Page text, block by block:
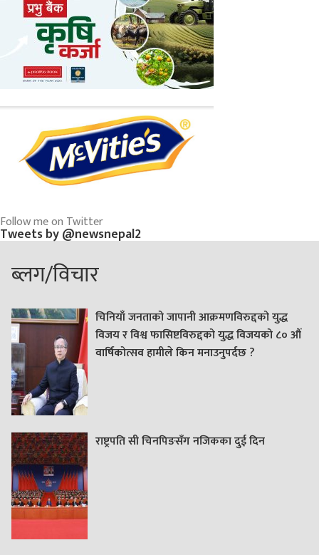
Follow me on Twitter
Tweets by @newsnepal2
ब्लग/विचार
चिनियाँ जनताको जापानी आक्रमणविरुद्दको युद्ध
विजय र विश्व फासिष्टविरुद्दको युद्ध विजयको ८० औं
वार्षिकोत्सव हामीले किन मनाउनुपर्दछ ?
राष्ट्रपति सी चिनपिङसँग नजिकका दुई दिन